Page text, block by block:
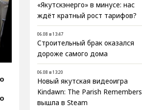
«Якутскэнерго» в минусе: нас
ждёт кратный рост тарифов?
06.08 в 13:47
Строительный брак оказался
дороже самого дома
06.08 в 13:20
Новый якутская видеоигра
Kindawn: The Parish Remembers
вышла в Steam